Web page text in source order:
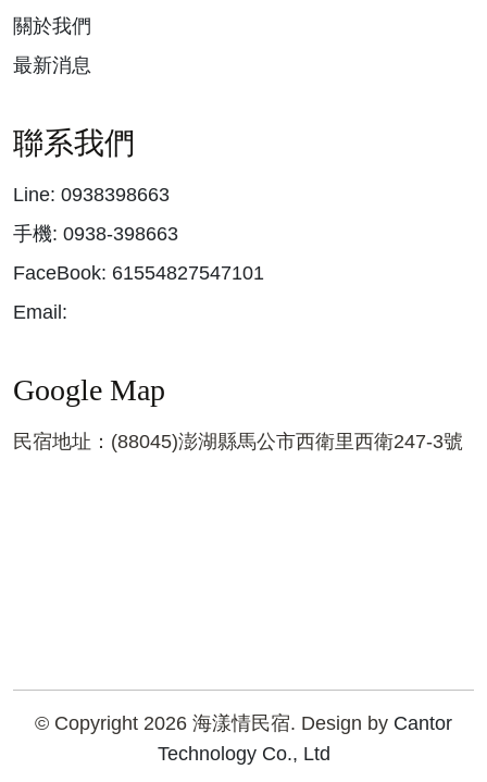
關於我們
最新消息
聯系我們
Line: 0938398663
手機: 0938-398663
FaceBook: 61554827547101
Email:
Google Map
民宿地址：(88045)澎湖縣馬公市西衛里西衛247-3號
© Copyright 2026 海漾情民宿. Design by Cantor
Technology Co., Ltd